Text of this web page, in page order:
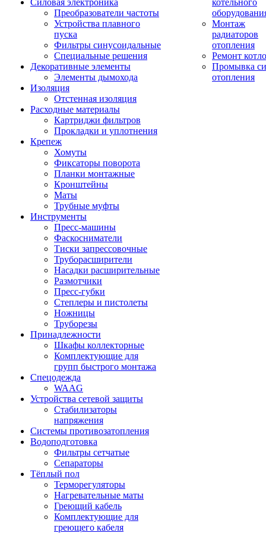
Силовая электроника
Преобразователи частоты
Устройства плавного
пуска
Фильтры синусоидальные
Специальные решения
Декоративные элементы
Элементы дымохода
Изоляция
Отстенная изоляция
Расходные материалы
Картриджи фильтров
Прокладки и уплотнения
Крепеж
Хомуты
Фиксаторы поворота
Планки монтажные
Кронштейны
Маты
Трубные муфты
Инструменты
Пресс-машины
Фаскосниматели
Тиски запрессовочные
Труборасширители
Насадки расширительные
Размотчики
Пресс-губки
Степлеры и пистолеты
Ножницы
Труборезы
Принадлежности
Шкафы коллекторные
Комплектующие для
групп быстрого монтажа
Спецодежда
WAAG
Устройства сетевой защиты
Стабилизаторы
напряжения
Системы противозатопления
Водоподготовка
Фильтры сетчатые
Сепараторы
Тёплый пол
Терморегуляторы
Нагревательные маты
Греющий кабель
Комплектующие для
греющего кабеля
котельного
Монтаж
радиаторов
отопления
Ремонт
Промывка
отопления